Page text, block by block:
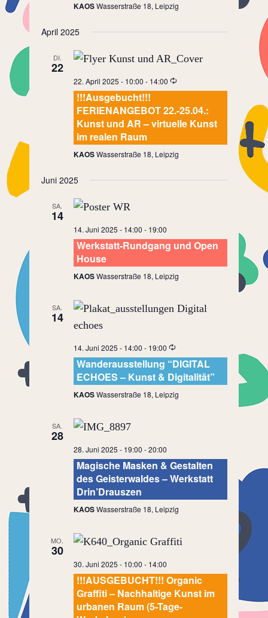
KAOSWasserstraße 18, Leipzig
April 2025
DI.
22
22. April 2025 - 10:00 - 14:00
!!!Ausgebucht!!!
FERIENANGEBOT 22.-25.04.:
Kunst und AR – virtuelle Kunst
im realen Raum
KAOSWasserstraße 18, Leipzig
Juni 2025
SA.
14
14. Juni 2025 - 14:00 - 19:00
Werkstatt-Rundgang und Open
House
KAOSWasserstraße 18, Leipzig
SA.
14
14. Juni 2025 - 14:00 - 19:00
Wanderausstellung “DIGITAL
ECHOES – Kunst & Digitalität”
KAOSWasserstraße 18, Leipzig
SA.
28
28. Juni 2025 - 19:00 -20:00
Magische Masken & Gestalten
des Geisterwaldes – Werkstatt
Drin’Drauszen
KAOSWasserstraße 18, Leipzig
MO.
30
30. Juni 2025 - 10:00 - 14:00
!!!AUSGEBUCHT!!! Organic
Graffiti – Nachhaltige Kunst im
urbanen Raum (5-Tage-